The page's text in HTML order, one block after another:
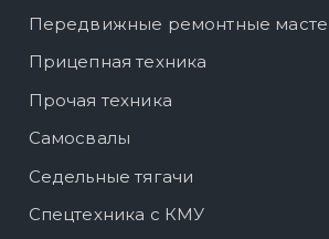
Передвижные ремонтные
Прицепная техника
Прочая техника
Самосвалы
Седельные тягачи
Спецтехника с КМУ